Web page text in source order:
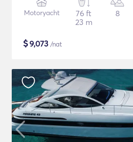
Motoryacht
76 ft
23 m
8
$9,073 /nat